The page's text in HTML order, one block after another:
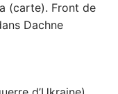
(carte). Front de
Dachne